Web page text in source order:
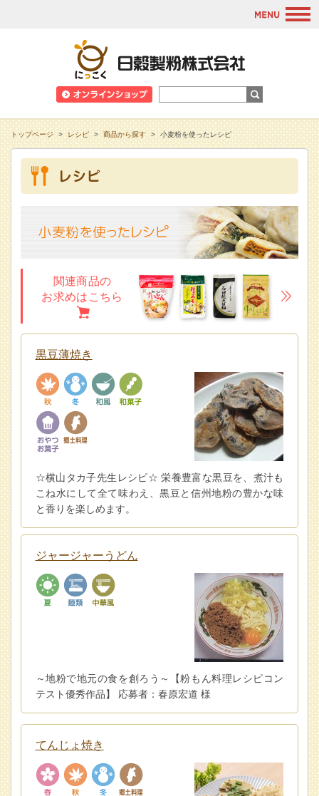
トップページ > レシピ > 商品から探す > 小麦粉を使ったレシピ
関連商品の
お求めは こちら
黒豆薄焼き
☆横山タカ子先生レシピ☆ 栄養豊富な黒豆を、煮汁も
こね水にして全て味わえ、黒豆と信州地粉の豊かな味
と香りを楽しめます。
ジャージャーうどん
～地粉で地元の食を創ろう～【粉もん料理レシピコン
テスト優秀作品】 応募者：春原宏道 様
てんじょ焼き